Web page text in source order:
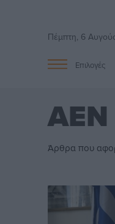
Πέμπτη, 6
Επιλογές
ΑΕΝ
Άρθρα που